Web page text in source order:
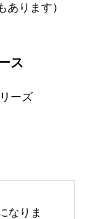
あります）
ス
ーズ
なりま